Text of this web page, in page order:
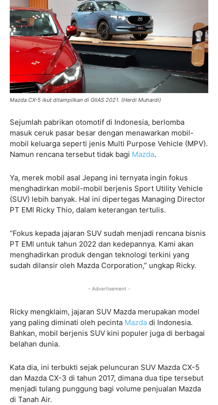
Mazda CX-5 ikut ditampilkan di GIIAS 2021. (Herdi Muhardi)
Sejumlah pabrikan otomotif di Indonesia, berlomba
masuk ceruk pasar besar dengan menawarkan mobil-
mobil keluarga seperti jenis Multi Purpose Vehicle (MPV).
Namun rencana tersebut tidak bagi Mazda.
Ya, merek mobil asal Jepang ini ternyata ingin fokus
menghadirkan mobil-mobil berjenis Sport Utility Vehicle
(SUV) lebih banyak. Hal ini dipertegas Managing Director
PT EMI Ricky Thio, dalam keterangan tertulis.
“Fokus kepada jajaran SUV sudah menjadi rencana bisnis
PT EMI untuk tahun 2022 dan kedepannya. Kami akan
menghadirkan produk dengan teknologi terkini yang
sudah dilansir oleh Mazda Corporation,” ungkap Ricky.
- Advertisement -
Ricky mengklaim, jajaran SUV Mazda merupakan model
yang paling diminati oleh pecinta Mazda di Indonesia.
Bahkan, mobil berjenis SUV kini populer juga di berbagai
belahan dunia.
Kata dia, ini terbukti sejak peluncuran SUV Mazda CX-5
dan Mazda CX-3 di tahun 2017, dimana dua tipe tersebut
menjadi tulang punggung bagi volume penjualan Mazda
di Tanah Air.